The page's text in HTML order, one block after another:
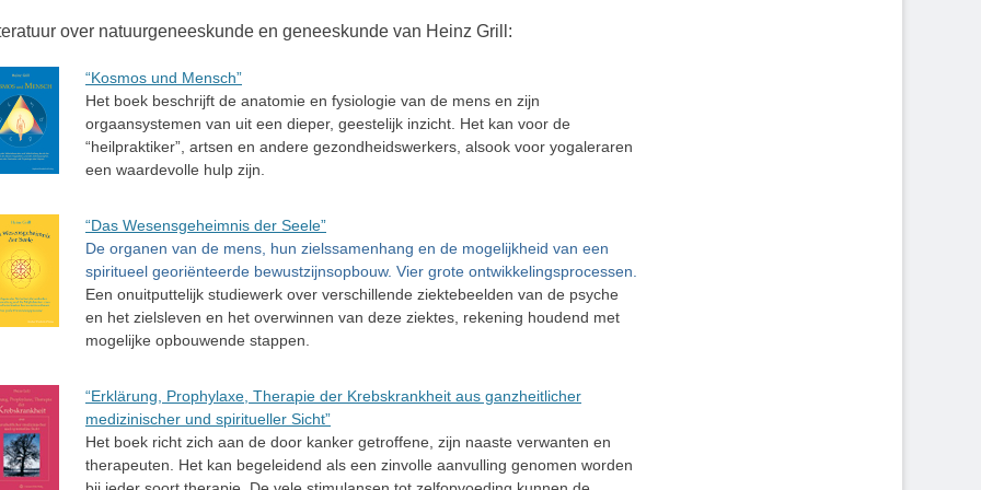
over natuurgeneeskunde en geneeskunde van Heinz Grill:
“Kosmos und Mensch”
Het boek beschrijft de anatomie en fysiologie van de mens en zijn
orgaansystemen van uit een dieper, geestelijk inzicht. Het kan voor de
“heilpraktiker”, artsen en andere gezondheidswerkers, alsook voor yogaleraren
een waardevolle hulp zijn.
“Das Wesensgeheimnis der Seele”
De organen van de mens, hun zielssamenhang en de mogelijkheid van een
spiritueel georiënteerde bewustzijnsopbouw. Vier grote ontwikkelingsprocessen.
Een onuitputtelijk studiewerk over verschillende ziektebeelden van de psyche
en het zielsleven en het overwinnen van deze ziektes, rekening houdend met
mogelijke opbouwende stappen.
“Erklärung, Prophylaxe, Therapie der Krebskrankheit aus ganzheitlicher
medizinischer und spiritueller Sicht”
Het boek richt zich aan de door kanker getroffene, zijn naaste verwanten en
therapeuten. Het kan begeleidend als een zinvolle aanvulling genomen worden